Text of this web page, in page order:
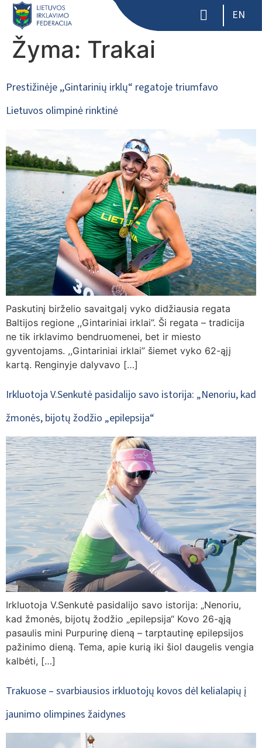
EN
Žyma: Trakai
Prestižinėje ,,Gintarinių irklų“ regatoje triumfavo
Lietuvos olimpinė rinktinė
Paskutinį birželio savaitgalį vyko didžiausia regata
Baltijos regione ,,Gintariniai irklai”. Ši regata – tradicija
ne tik irklavimo bendruomenei, bet ir miesto
gyventojams. ,,Gintariniai irklai” šiemet vyko 62-ąjį
kartą. Renginyje dalyvavo […]
Irkluotoja V.Senkutė pasidalijo savo istorija: „Nenoriu, kad
žmonės, bijotų žodžio „epilepsija“
Irkluotoja V.Senkutė pasidalijo savo istorija: „Nenoriu,
kad žmonės, bijotų žodžio „epilepsija“ Kovo 26-ąją
pasaulis mini Purpurinę dieną – tarptautinę epilepsijos
pažinimo dieną. Tema, apie kurią iki šiol daugelis vengia
kalbėti, […]
Trakuose – svarbiausios irkluotojų kovos dėl kelialapių į
jaunimo olimpines žaidynes